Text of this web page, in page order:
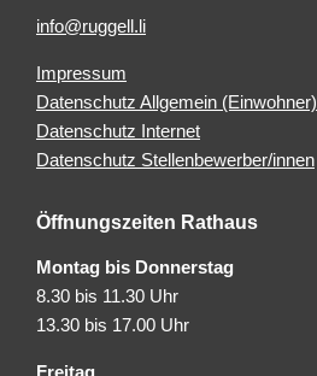
info@ruggell.li
Impressum
Datenschutz Allgemein (Einwohner)
Datenschutz Internet
Datenschutz Stellenbewerber/innen
Öffnungszeiten Rathaus
Montag bis Donnerstag
8.30 bis 11.30 Uhr
13.30 bis 17.00 Uhr
Freitag